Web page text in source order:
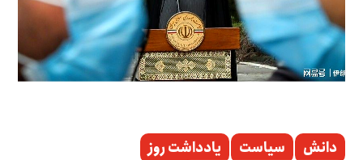
دانش سیاست یادداشت روز